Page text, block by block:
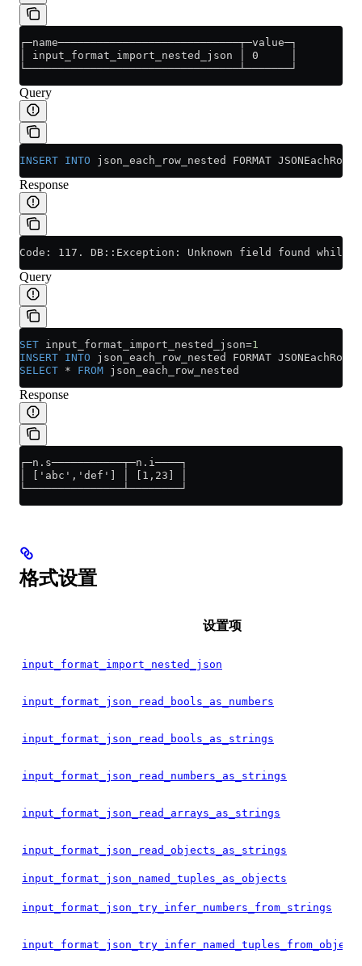
┌─name────────────────────────────┬─value─┐
│ input_format_import_nested_json │ 0     │
└─────────────────────────────────┴───────┘
Query
INSERT INTO json_each_row_nested FORMAT JSONEachRow {
Response
Code: 117. DB::Exception: Unknown field found while
Query
SET input_format_import_nested_json=1
INSERT INTO json_each_row_nested FORMAT JSONEachRow {
SELECT * FROM json_each_row_nested
Response
┌─n.s───────────┬─n.i────┐
│ ['abc','def'] │ [1,23] │
└───────────────┴────────┘
格式设置
设置项
input_format_import_nested_json
input_format_json_read_bools_as_numbers
input_format_json_read_bools_as_strings
input_format_json_read_numbers_as_strings
input_format_json_read_arrays_as_strings
input_format_json_read_objects_as_strings
input_format_json_named_tuples_as_objects
input_format_json_try_infer_numbers_from_strings